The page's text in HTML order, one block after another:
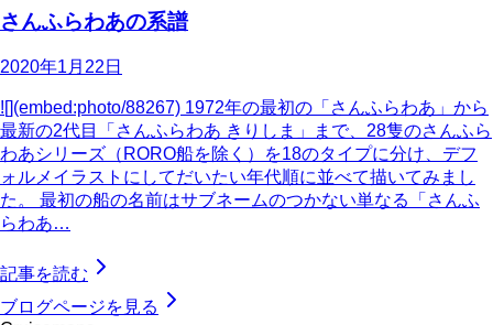
さんふらわあの系譜
2020年1月22日
![](embed:photo/88267) 1972年の最初の「さんふらわあ」から
最新の2代目「さんふらわあ きりしま」まで、28隻のさんふら
わあシリーズ（RORO船を除く）を18のタイプに分け、デフ
ォルメイラストにしてだいたい年代順に並べて描いてみまし
た。 最初の船の名前はサブネームのつかない単なる「さんふ
らわあ…
記事を読む
ブログページを見る